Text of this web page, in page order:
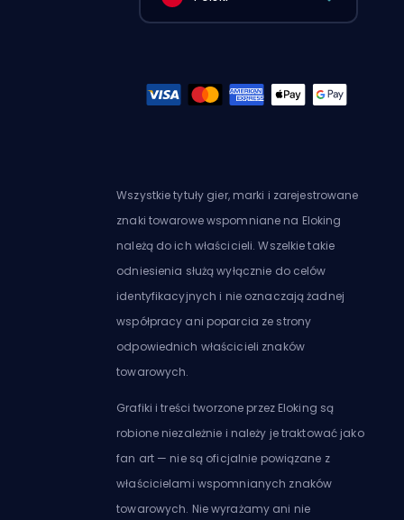
Wszystkie tytuły gier, marki i zarejestrowane
znaki towarowe wspomniane na Eloking
należą do ich właścicieli. Wszelkie takie
odniesienia służą wyłącznie do celów
identyfikacyjnych i nie oznaczają żadnej
współpracy ani poparcia ze strony
odpowiednich właścicieli znaków
towarowych.
Grafiki i treści tworzone przez Eloking są
robione niezależnie i należy je traktować jako
fan art — nie są oficjalnie powiązane z
właścicielami wspomnianych znaków
towarowych. Nie wyrażamy ani nie